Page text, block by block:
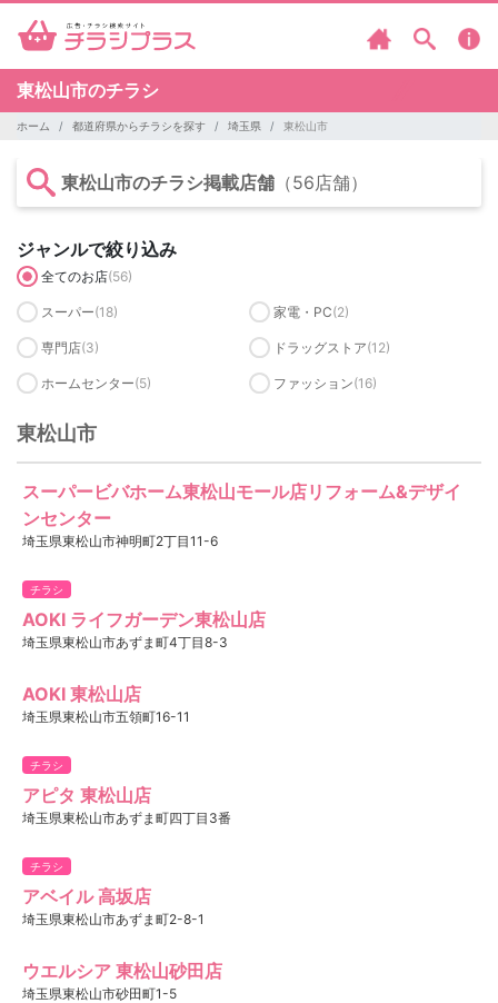
東松山市のチラシ
ホーム 都道府県からチラシを探す 埼玉県 東松山市
東松山市のチラシ掲載店舗 （56店舗）
ジャンルで絞り込み
全てのお店(56)
スーパー(18) 家電・PC(2)
専門店(3) ドラッグストア(12)
ホームセンター(5) ファッション(16)
東松山市
スーパービバホーム東松山モール店リフォーム&デザイ
ンセンター
埼玉県東松山市神明町2丁目11-6
チラシ
AOKI ライフガーデン東松山店
埼玉県東松山市あずま町4丁目8-3
AOKI 東松山店
埼玉県東松山市五領町16-11
チラシ
アピタ 東松山店
埼玉県東松山市あずま町四丁目3番
チラシ
アベイル 高坂店
埼玉県東松山市あずま町2-8-1
ウエルシア 東松山砂田店
埼玉県東松山市砂田町1-5